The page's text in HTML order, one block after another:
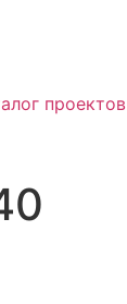
проектов